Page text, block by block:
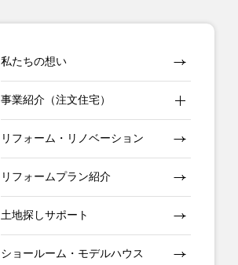
私たちの想い
事業紹介（注文住宅）
リフォーム・リノベーション
リフォームプラン紹介
土地探しサポート
ショールーム・モデルハウス